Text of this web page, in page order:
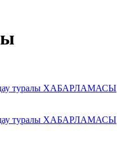
туралы ХАБАРЛАМАСЫ
туралы ХАБАРЛАМАСЫ